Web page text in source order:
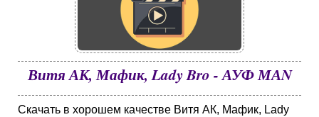
Витя АК, Мафик, Lady Bro - АУФ МАN
Скачать в хорошем качестве Витя АК, Мафик, Lady